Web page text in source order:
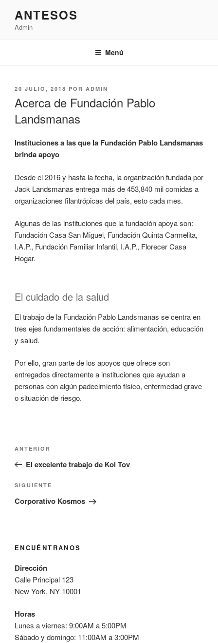
contenido
ANTESOS
Admin
Menú
PUBLICADO
20 JULIO, 2018 POR ADMIN
Acerca de Fundación Pablo
Landsmanas
Instituciones a las que la Fundación Pablo Landsmanas
brinda apoyo
Desde el 2016 y hasta la fecha, la organización fundada por
Jack Landsmanas entrega más de 453,840 mil comidas a
organizaciones filantrópicas del país, esto cada mes.
Algunas de las instituciones que la fundación apoya son:
Fundación Casa San Miguel, Fundación Quinta Carmelita,
I.A.P., Fundación Familiar Infantil, I.A.P., Florecer Casa
Hogar.
El cuidado de la salud
El trabajo de la Fundación Pablo Landsmanas se centra en
tres ejes fundamentales de acción: alimentación, educación
y salud.
Por ello, gran parte de los apoyos que ofrece son
entregados directamente a instituciones que ayudan a
personas con algún padecimiento físico, enfermedad grave
o situación de riesgo.
entradas
Entrada
anterior:
ANTERIOR
El excelente trabajo de Kol Tov
Siguiente
entrada
SIGUIENTE
Corporativo Kosmos
ENCUÉNTRANOS
Dirección
Calle Principal 123
New York, NY 10001
Horas
Lunes a viernes: 9:00AM a 5:00PM
Sábado y domingo: 11:00AM a 3:00PM